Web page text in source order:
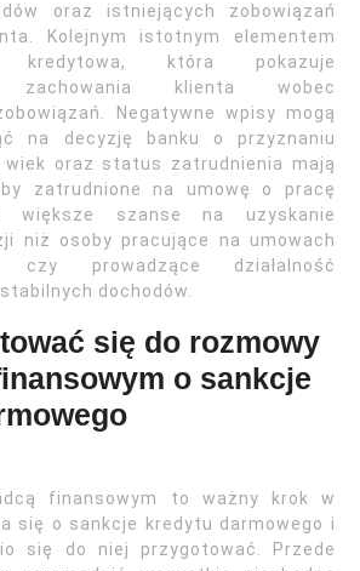
oraz istniejących zobowiązań
Kolejnym istotnym elementem
która pokazuje
zachowania klienta wobec
Negatywne wpisy mogą
na decyzję banku o przyznaniu
wiek oraz status zatrudnienia mają
zatrudnione na umowę o pracę
większe szanse na uzyskanie
niż osoby pracujące na umowach
czy prowadzące działalność
dochodów.
się do rozmowy
o sankcje
finansowym to ważny krok w
się o sankcje kredytu darmowego i
się do niej przygotować. Przede